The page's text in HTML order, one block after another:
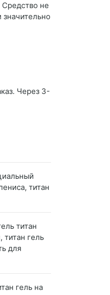
не
Через 3-
титан
титан
гель
для
гель на